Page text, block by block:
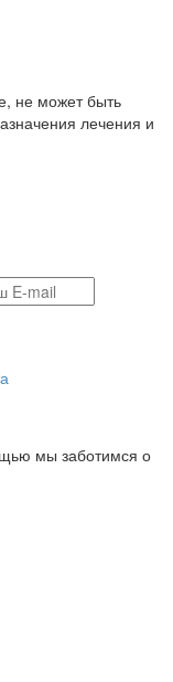
не может быть
лечения и
мы заботимся о